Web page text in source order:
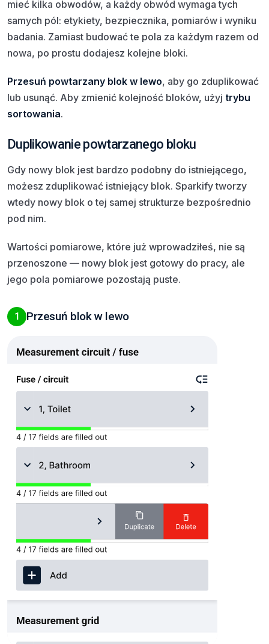
mieć kilka obwodów, a każdy obwód wymaga tych
samych pól: etykiety, bezpiecznika, pomiarów i wyniku
badania. Zamiast budować te pola za każdym razem od
nowa, po prostu dodajesz kolejne bloki.
Przesuń powtarzany blok w lewo, aby go zduplikować
lub usunąć. Aby zmienić kolejność bloków, użyj trybu
sortowania.
Duplikowanie powtarzanego bloku
Gdy nowy blok jest bardzo podobny do istniejącego,
możesz zduplikować istniejący blok. Sparkify tworzy
wtedy nowy blok o tej samej strukturze bezpośrednio
pod nim.
Wartości pomiarowe, które już wprowadziłeś, nie są
przenoszone — nowy blok jest gotowy do pracy, ale
jego pola pomiarowe pozostają puste.
1 Przesuń blok w lewo